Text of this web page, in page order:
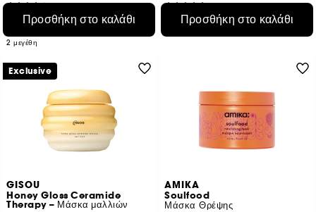
121
€ 5,99
2 μεγέθη
Προσθήκη στο καλάθι
535
€ 46,95
Προσθήκη στο καλάθι
GISOU
Honey Gloss Ceramide
Therapy – Μάσκα μαλλιών
Exclusive
AMIKA
Soulfood
Μάσκα Θρέψης